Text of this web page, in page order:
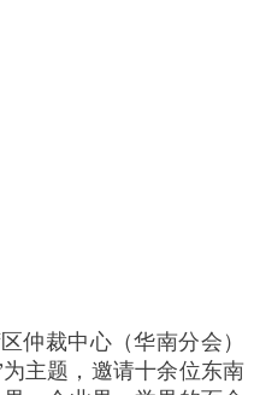
仲裁中心（华南分会）
主题，邀请十余位东南